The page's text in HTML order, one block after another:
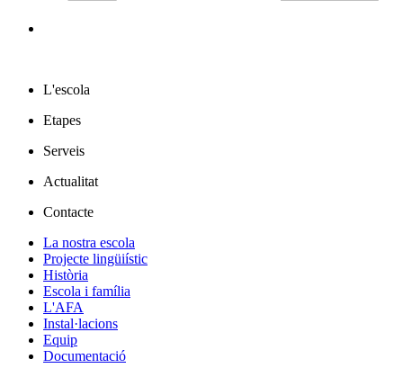
L'escola
Etapes
Serveis
Actualitat
Contacte
La nostra escola
Projecte lingüiístic
Història
Escola i família
L'AFA
Instal·lacions
Equip
Documentació